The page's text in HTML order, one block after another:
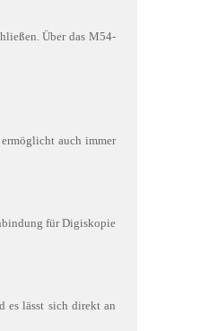
Über das M54-
auch immer
für Digiskopie
es lässt sich direkt an